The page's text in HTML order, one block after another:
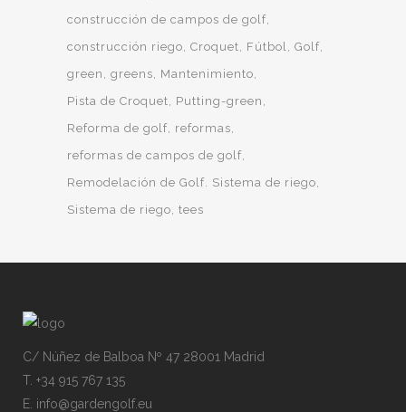
construcción de campos de golf
construcción riego Croquet Fútbol Golf
green
greens
Mantenimiento
Pista de Croquet
Putting-green
Reforma de golf reformas
reformas de campos de golf
Remodelación de Golf. Sistema de riego
Sistema de riego tees
C/ Núñez de Balboa Nº 47 28001 Madrid
T. +34 915 767 135
E. info@gardengolf.eu